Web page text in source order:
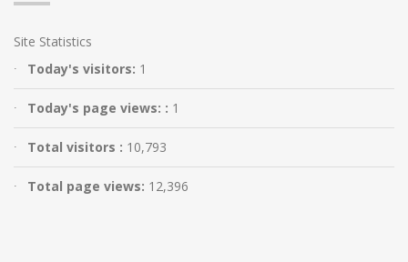
Site Statistics
Today's visitors: 1
Today's page views: : 1
Total visitors : 10,793
Total page views: 12,396